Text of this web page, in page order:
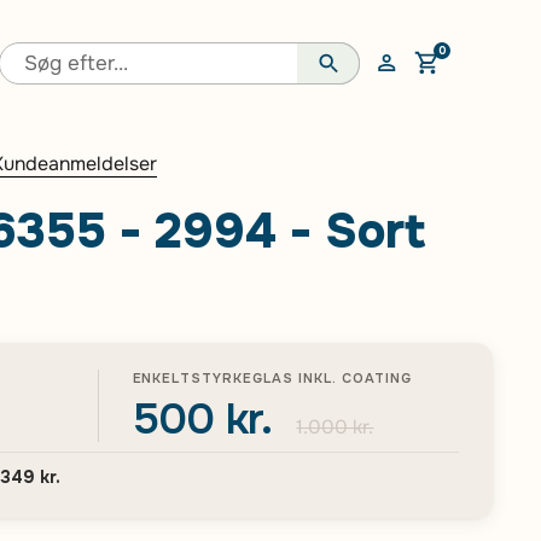
Åben vogn
0
- 2994 - Sort
ENKELTSTYRKEGLAS INKL. COATING
500 kr. 1.000 kr.
kr.